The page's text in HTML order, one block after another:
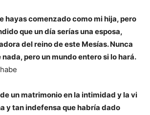
hayas comenzado como mi hija, pero
que un día serías una esposa,
del reino de este Mesías. Nunca
pero un mundo entero si lo hará.
un matrimonio en la intimidad y la vi
y tan indefensa que habría dado